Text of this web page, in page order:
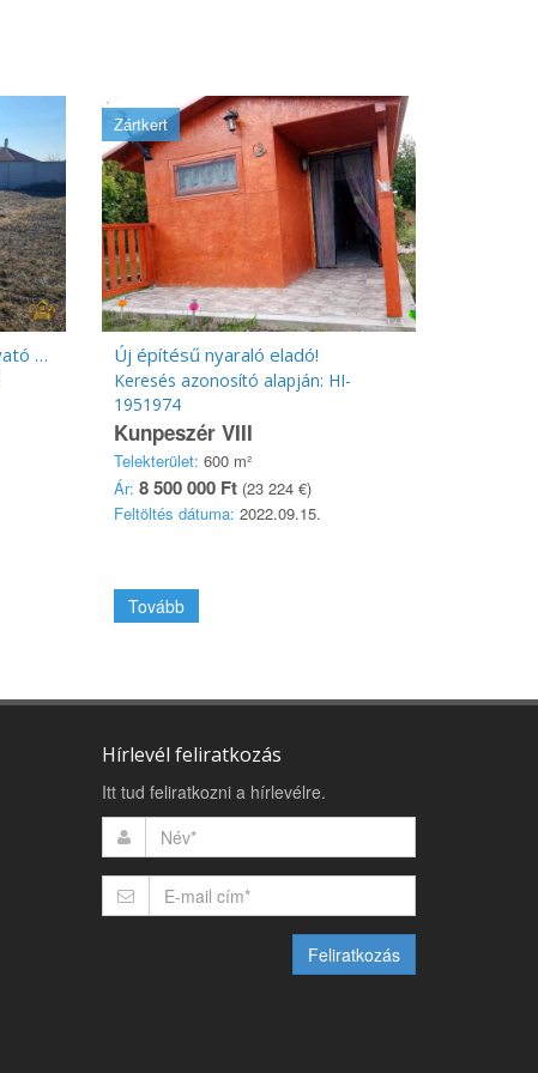
Szigetszentmiklós, Tagi bányató környékén 879 m²-es telek!
Zártkert
Új építésű nyaraló eladó!
Keresés azonosító alapján: HI-
1951974
Kunpeszér VIII
Telekterület: 600 m²
Ár: 8 500 000 Ft(23 224 €)
Feltöltés dátuma: 2022.09.15.
Tovább
Hírlevél feliratkozás
Itt tud feliratkozni a hírlevélre.
Feliratkozás